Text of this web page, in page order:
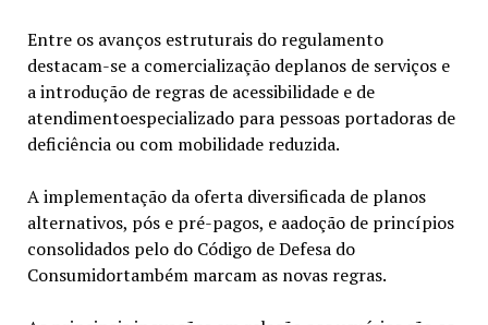
Entre os avanços estruturais do regulamento
destacam-se a comercialização deplanos de serviços e
a introdução de regras de acessibilidade e de
atendimentoespecializado para pessoas portadoras de
deficiência ou com mobilidade reduzida.
A implementação da oferta diversificada de planos
alternativos, pós e pré-pagos, e aadoção de princípios
consolidados pelo do Código de Defesa do
Consumidortambém marcam as novas regras.